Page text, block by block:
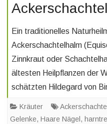
Ein traditionelles
Ackerschachtelhalm
Zinnkraut oder
ältesten Heilpflanzen der
schätzten Hildegard von
Kräuter
Gelenke, Haare Nägel ,